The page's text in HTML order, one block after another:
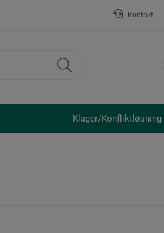
Kontakt
Klager/Konfliktløsning